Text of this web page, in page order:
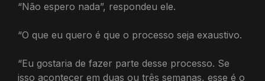
“Não espero nada”, respondeu ele.
“O que eu quero é que o processo seja exaustivo.
“Eu gostaria de fazer parte desse processo. Se
isso acontecer em duas ou três semanas, esse é o